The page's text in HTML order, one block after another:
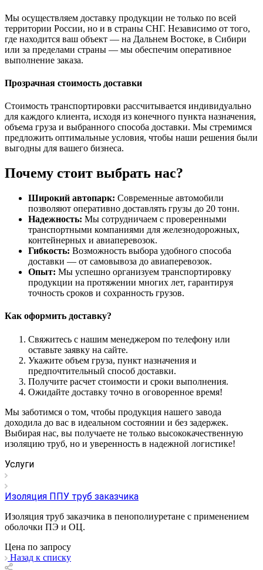
Мы осуществляем доставку продукции не только по всей
территории России, но и в страны СНГ. Независимо от того,
где находится ваш объект — на Дальнем Востоке, в Сибири
или за пределами страны — мы обеспечим оперативное
выполнение заказа.
Прозрачная стоимость доставки
Стоимость транспортировки рассчитывается индивидуально
для каждого клиента, исходя из конечного пункта назначения,
объема груза и выбранного способа доставки. Мы стремимся
предложить оптимальные условия, чтобы наши решения были
выгодны для вашего бизнеса.
Почему стоит выбрать нас?
Широкий автопарк: Современные автомобили
позволяют оперативно доставлять грузы до 20 тонн.
Надежность: Мы сотрудничаем с проверенными
транспортными компаниями для железнодорожных,
контейнерных и авиаперевозок.
Гибкость: Возможность выбора удобного способа
доставки — от самовывоза до авиаперевозок.
Опыт: Мы успешно организуем транспортировку
продукции на протяжении многих лет, гарантируя
точность сроков и сохранность грузов.
Как оформить доставку?
Свяжитесь с нашим менеджером по телефону или
оставьте заявку на сайте.
Укажите объем груза, пункт назначения и
предпочтительный способ доставки.
Получите расчет стоимости и сроки выполнения.
Ожидайте доставку точно в оговоренное время!
Мы заботимся о том, чтобы продукция нашего завода
доходила до вас в идеальном состоянии и без задержек.
Выбирая нас, вы получаете не только высококачественную
изоляцию труб, но и уверенность в надежной логистике!
Услуги
Изоляция ППУ труб заказчика
Изоляция труб заказчика в пенополиуретане с применением
оболочки ПЭ и ОЦ.
Цена по запросу
Назад к списку